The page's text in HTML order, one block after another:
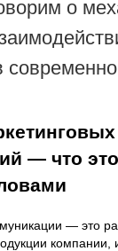
о
— что
— это